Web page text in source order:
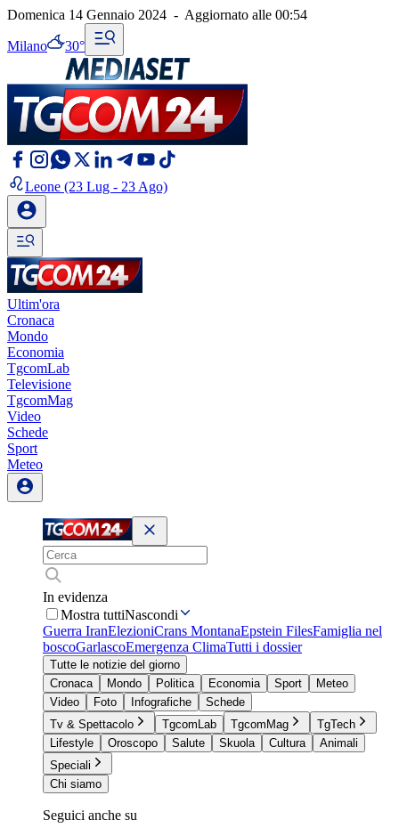
Domenica 14 Gennaio 2024 - Aggiornato alle 00:54
Milano 30°
Leone (23 Lug - 23 Ago)
Ultim'ora
Cronaca
Mondo
Economia
TgcomLab
Televisione
TgcomMag
Video
Schede
Sport
Meteo
In evidenza
Mostra tuttiNascondi
Guerra IranElezioniCrans MontanaEpstein FilesFamiglia nel
boscoGarlascoEmergenza ClimaTutti i dossier
Tutte le notizie del giorno
Cronaca
Mondo Politica Economia Sport
Meteo
Video
Foto Infografiche
Schede
Tv & Spettacolo
TgcomLab TgcomMag
TgTech
Lifestyle
Oroscopo Salute Skuola Cultura
Animali
Speciali
Chi siamo
Seguici anche su